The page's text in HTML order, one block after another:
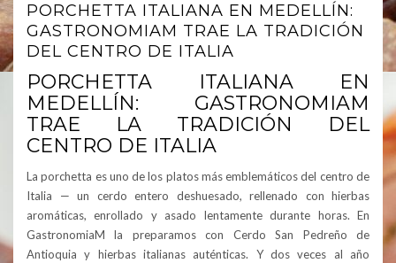
PORCHETTA ITALIANA EN MEDELLÍN:
GASTRONOMIAM TRAE LA TRADICIÓN
DEL CENTRO DE ITALIA
PORCHETTA ITALIANA EN
MEDELLÍN: GASTRONOMIAM
TRAE LA TRADICIÓN DEL
CENTRO DE ITALIA
La porchetta es uno de los platos más emblemáticos del centro de
Italia — un cerdo entero deshuesado, rellenado con hierbas
aromáticas, enrollado y asado lentamente durante horas. En
GastronomiaM la preparamos con Cerdo San Pedreño de
Antioquia y hierbas italianas auténticas. Y dos veces al año